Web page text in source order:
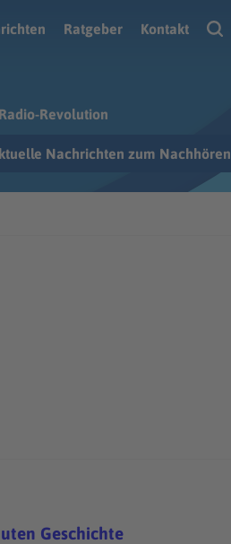
Ratgeber Kontakt
Revolution
Nachrichten zum Nachhören
Geschichte